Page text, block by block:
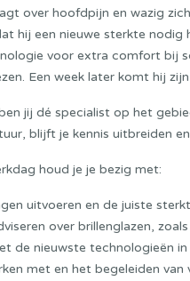
over hoofdpijn en wazig
hij een nieuwe sterkte nodig
voor extra comfort bij
Een week later komt hij
jij dé specialist op het
blijft je kennis uitbreiden
houd je je bezig met:
uitvoeren en de juiste
over brillenglazen,
de nieuwste technologieën
met en het begeleiden